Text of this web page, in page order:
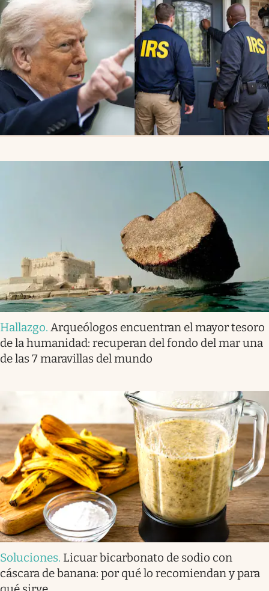
Hallazgo. Arqueólogos encuentran el mayor tesoro
de la humanidad: recuperan del fondo del mar una
de las 7 maravillas del mundo
Soluciones. Licuar bicarbonato de sodio con
cáscara de banana: por qué lo recomiendan y para